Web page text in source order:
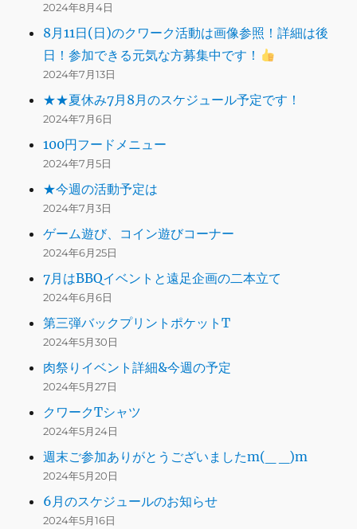
2024年8月4日
8月11日(日)のクワーク活動は画像参照！詳細は後
日！参加できる元気な方募集中です！
2024年7月13日
★★夏休み7月8月のスケジュール予定です！
2024年7月6日
100円フードメニュー
2024年7月5日
★今週の活動予定は
2024年7月3日
ゲーム遊び、コイン遊びコーナー
2024年6月25日
7月はBBQイベントと遠足企画の二本立て
2024年6月6日
第三弾バックプリントポケットT
2024年5月30日
肉祭りイベント詳細&今週の予定
2024年5月27日
クワークTシャツ
2024年5月24日
週末ご参加ありがとうございましたm(_ _)m
2024年5月20日
6月のスケジュールのお知らせ
2024年5月16日